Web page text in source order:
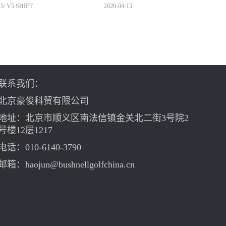
V5 SHIFT 2020-04-15
系我们：
京豪俊科贸有限公司
址：北京市顺义区南法信镇金关北二街3号院2
楼12层1217
话：010-6140-3790
箱：haojun@bushnellgolfchina.cn